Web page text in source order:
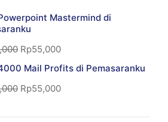
Mastermind di
Rp55,000
Mail Profits di Pemasaranku
Rp55,000